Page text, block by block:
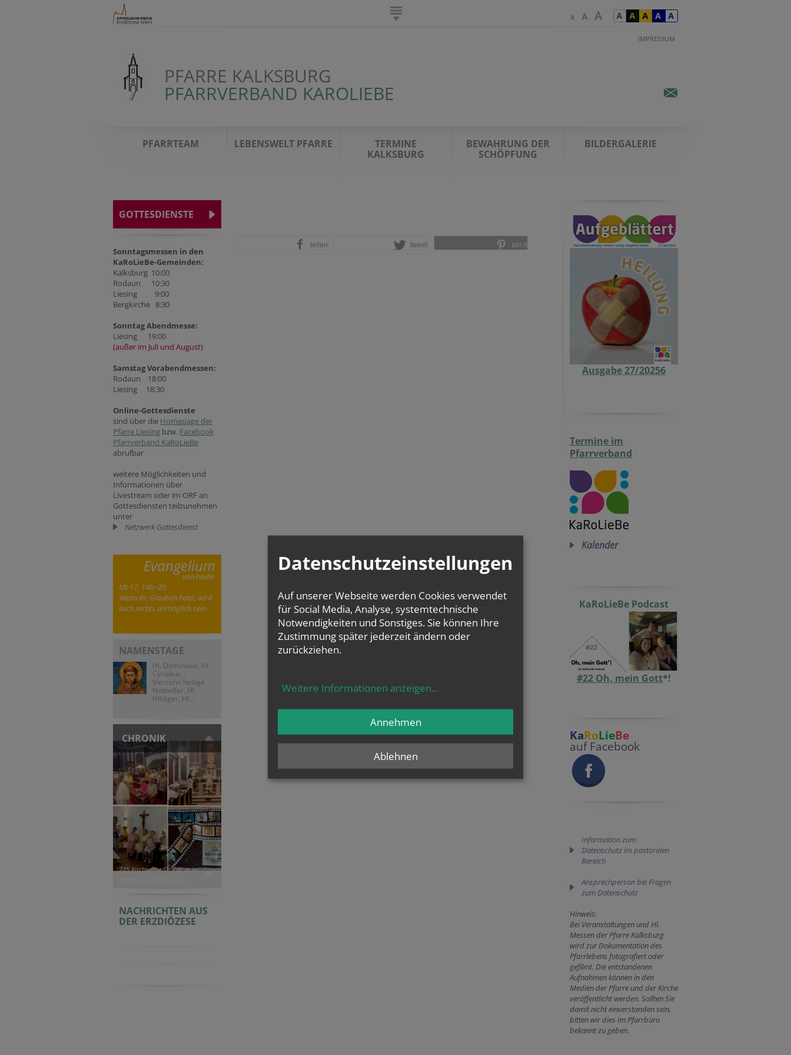
IMPRESSUM
PFARRE KALKSBURG
PFARRVERBAND KAROLIEBE
PFARRTEAM LEBENSWELT PFARRE
TERMINE
KALKSBURG
BEWAHRUNG DER
SCHÖPFUNG
BILDERGALERIE
GOTTESDIENSTE
Sonntagsmessen in den
KaRoLieBe-Gemeinden:
Kalksburg 10:00
Rodaun 10:30
Liesing 9:00
Bergkirche 8:30
Sonntag Abendmesse:
Liesing 19:00
(außer im Juli und August)
Samstag Vorabendmessen:
Rodaun 18:00
Liesing 18:30
Online-Gottesdienste
sind über die Homepage der
Pfarre Liesing bzw. Facebook
Pfarrverband KaRoLieBe
abrufbar
weitere Möglichkeiten und
Informationen über
Livestream oder im ORF an
Gottesdiensten teilzunehmen
unter
Netzwerk Gottesdienst
Evangelium
von heute
Mt 17, 14b–20
Wenn ihr Glauben habt, wird
euch nichts unmöglich sein
NAMENSTAGE
Hl. Dominikus, Hl.
Cyriakus, ,
Vierzehn heilige
Nothelfer, Hl.
Hildiger, Hl....
CHRONIK
225 Kirchweihe St. Petrus in
NACHRICHTEN AUS
DER ERZDIÖZESE
teilen tweet pin it
Ausgabe 27/20256
Termine im
Pfarrverband
Kalender
KaRoLieBe Podcast
#22 Oh, mein Gott*!
KaRoLieBe
auf Facebook
Information zum
Datenschutz im pastoralen
Bereich
Ansprechperson bei Fragen
zum Datenschutz
Hinweis:
Bei Veranstaltungen und Hl.
Messen der Pfarre Kalksburg
wird zur Dokumentation des
Pfarrlebens fotografiert oder
gefilmt. Die entstandenen
Aufnahmen können in den
Medien der Pfarre und der Kirche
veröffentlicht werden. Sollten Sie
damit nicht einverstanden sein,
bitten wir dies im Pfarrbüro
bekannt zu geben.
Datenschutzeinstellungen
Auf unserer Webseite werden Cookies verwendet
für Social Media, Analyse, systemtechnische
Notwendigkeiten und Sonstiges. Sie können Ihre
Zustimmung später jederzeit ändern oder
zurückziehen.
Weitere Informationen anzeigen...
Ablehnen
Annehmen